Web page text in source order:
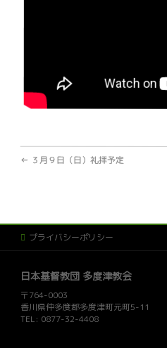
← ３月９日（日）礼拝予定
プライバシーポリシー
日本基督教団 多度津教会
〒764-0003
香川県仲多度郡多度津町元町5-11
TEL: 0877-32-4408